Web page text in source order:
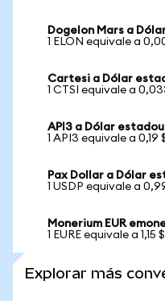
Dogelon Mars a
1 ELON equivale a
Cartesi a Dólar
1 CTSI equivale a
API3 a Dólar
1 API3 equivale a 0,19
Pax Dollar a Dólar
1 USDP equivale a
Monerium EUR
1 EURE equivale a 1,15 $
Explorar más